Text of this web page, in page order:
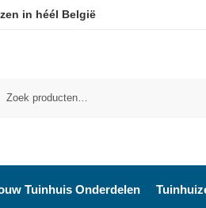
in héél België
Tuinhuis Onderdelen